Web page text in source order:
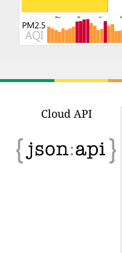
Cloud API